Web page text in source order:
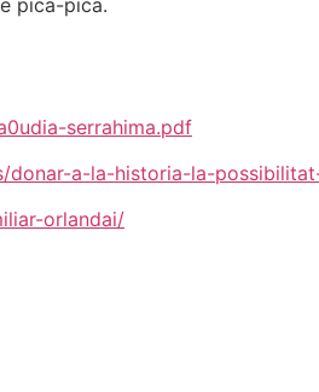
serrahima.pdf
a-la-historia-la-
orlandai/